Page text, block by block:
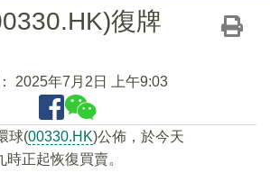
復牌
2025年7月2日 上午9:03
球(00330.HK)公佈，於今天
時正起恢復買賣。